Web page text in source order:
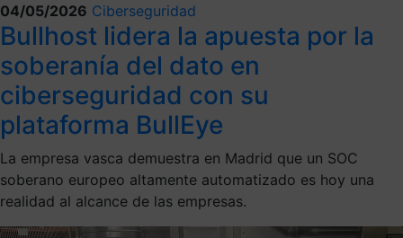
04/05/2026 Ciberseguridad
Bullhost lidera la apuesta por la
soberanía del dato en
ciberseguridad con su
plataforma BullEye
La empresa vasca demuestra en Madrid que un SOC
soberano europeo altamente automatizado es hoy una
realidad al alcance de las empresas.